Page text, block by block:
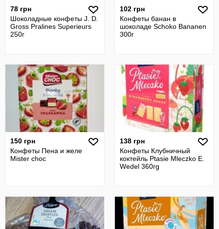
78 грн
Шоколадные конфеты J. D.
Gross Pralines Superieurs
250г
102 грн
Конфеты банан в
шоколаде Schoko Bananen
300г
150 грн
Конфеты Пена и желе
Mister choc
138 грн
Конфеты Клубничный
коктейль Ptasie Mleczko E.
Wedel 360гg